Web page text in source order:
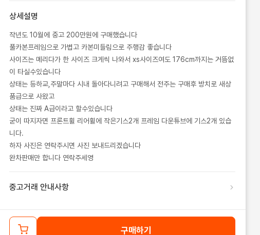
상세설명
작년도 10월에 중고 200만원에 구매했습니다
풀카본프레임으로 가볍고 카본미들림으로 주행감 좋습니다
사이즈는 메리다가 한 사이즈 크게씩 나와서 xs사이즈여도 176cm까지는 거뜸없
이 타실수있습니다
상태는 등하교,주말마다 시내 돌아다니려고 구매해서 전주는 구매후 방치로 새상
품급으로 사왔고
상태는 진짜 A급이라고 할수있습니다
굳이 따지자면 프론트휠 리어휠에 작은기스2개 프레임 다운튜브에 기스2개 있습
니다.
하자 사진은 연락주시면 사진 보내드리겠습니다
완차판매만 합니다 연락주세영
중고거래 안내사항
구매하기